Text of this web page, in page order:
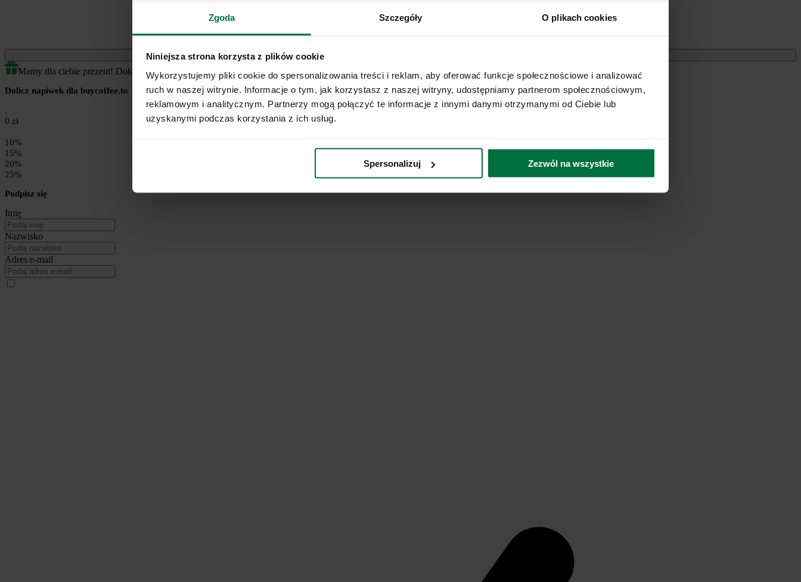
Zgoda Szczegóły O plikach cookies
Niniejsza strona korzysta z plików cookie
Wykorzystujemy pliki cookie do spersonalizowania treści i reklam, aby oferować funkcje społecznościowe i analizować
ruch w naszej witrynie. Informacje o tym, jak korzystasz z naszej witryny, udostępniamy partnerom społecznościowym,
reklamowym i analitycznym. Partnerzy mogą połączyć te informacje z innymi danymi otrzymanymi od Ciebie lub
uzyskanymi podczas korzystania z ich usług.
Spersonalizuj Zezwól na wszystkie
Jednorazowe
Mamy dla ciebie prezent! Dokończ transakcję by odblokować.
Dolicz napiwek dla buycoffee.to
0 zł
10%
15%
20%
25%
Podpisz się
Imię
Nazwisko
Adres e-mail